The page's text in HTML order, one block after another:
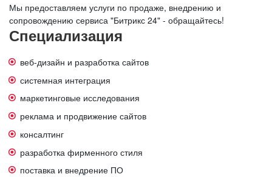
Мы предоставляем услуги по продаже, внедрению и
сопровождению сервиса "Битрикс 24" - обращайтесь!
Специализация
веб-дизайн и разработка сайтов
системная интеграция
маркетинговые исследования
реклама и продвижение сайтов
консалтинг
разработка фирменного стиля
поставка и внедрение ПО